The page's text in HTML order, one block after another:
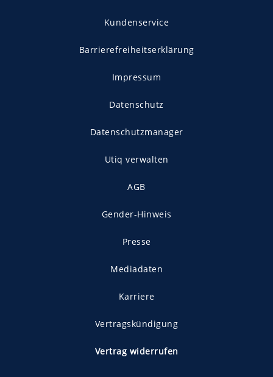
Kundenservice
Barrierefreiheitserklärung
Impressum
Datenschutz
Datenschutzmanager
Utiq verwalten
AGB
Gender-Hinweis
Presse
Mediadaten
Karriere
Vertragskündigung
Vertrag widerrufen